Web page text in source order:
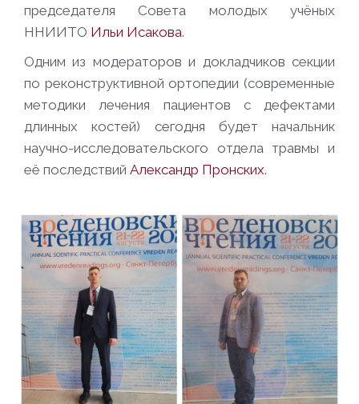
председателя Совета молодых учёных
ННИИТО Ильи Исакова.
Одним из модераторов и докладчиков секции
по реконструктивной ортопедии (современные
методики лечения пациентов с дефектами
длинных костей) сегодня будет начальник
научно-исследовательского отдела травмы и
её последствий Александр Пронских.